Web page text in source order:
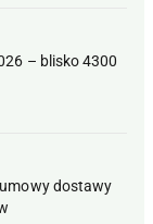
– blisko 4300
dostawy